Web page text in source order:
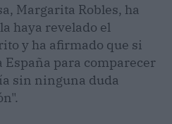
Margarita Robles, ha
haya revelado el
y ha afirmado que si
para comparecer
sin ninguna duda